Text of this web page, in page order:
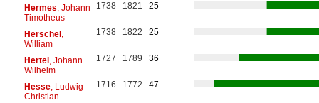
Hermes , Johann
Timotheus
1738 1821 25
Herschel,
William
1738 1822 25
Hertel, Johann
Wilhelm
1727 1789 36
Hesse, Ludwig
Christian
1716 1772 47